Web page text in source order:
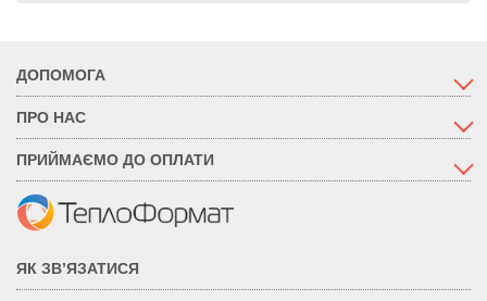
ДОПОМОГА
ПРО НАС
ПРИЙМАЄМО ДО ОПЛАТИ
ЯК ЗВ’ЯЗАТИСЯ